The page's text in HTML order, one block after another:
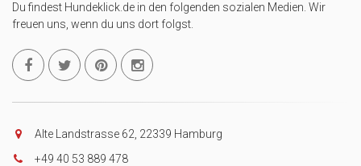
Du findest Hundeklick.de in den folgenden sozialen Medien. Wir
freuen uns, wenn du uns dort folgst.
Alte Landstrasse 62, 22339 Hamburg
+49 40 53 889 478